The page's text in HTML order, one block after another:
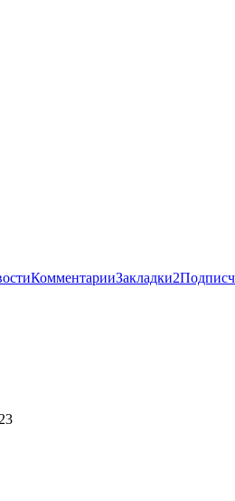
КомментарииЗакладки2